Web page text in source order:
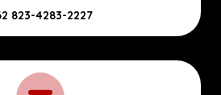
823-4283-2227